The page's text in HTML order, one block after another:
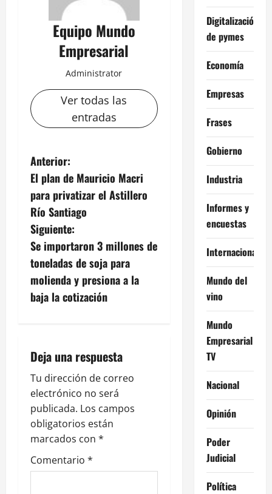
Equipo Mundo
Empresarial
Administrator
Ver todas las
entradas
N
a
v
e
g
a
ó
n
d
e
e
Anterior:
El plan de Mauricio Macri
para privatizar el Astillero
Río Santiago
Siguiente:
Se importaron 3 millones de
toneladas de soja para
molienda y presiona a la
baja la cotización
Deja una respuesta
Tu dirección de correo
electrónico no será
publicada. Los campos
obligatorios están
marcados con *
Comentario *
Digitalización
de pymes
Economía
Empresas
Frases
Gobierno
Industria
Informes y
encuestas
Internacional
Mundo del
vino
Mundo
Empresarial
TV
Nacional
Opinión
Poder
Judicial
Política